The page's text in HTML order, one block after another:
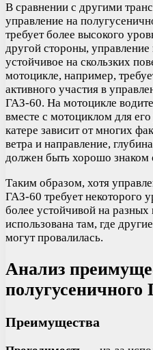
В сравнении с другими
управление на
требует более высокого
другой стороны,
устойчивое на скользких
мотоцикле, например,
активного участия в
ГАЗ-60. На мотоцикле
вместе с мотоциклом для
катере зависит от многих
ветра и направление,
должен быть хорошо знаком
Таким образом, хотя
ГАЗ-60 требует некоторого
более устойчивой на
использована там, где
могут провалилась.
Анализ
полугусеничного
Преимущества